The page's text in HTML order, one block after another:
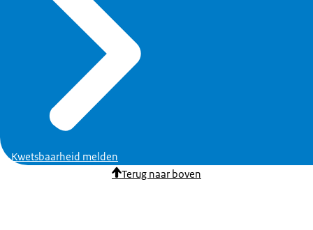
Kwetsbaarheid melden
Terug naar boven